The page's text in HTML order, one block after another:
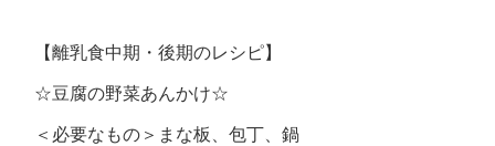
【離乳食中期・後期のレシピ】
☆豆腐の野菜あんかけ☆
＜必要なもの＞まな板、包丁、鍋